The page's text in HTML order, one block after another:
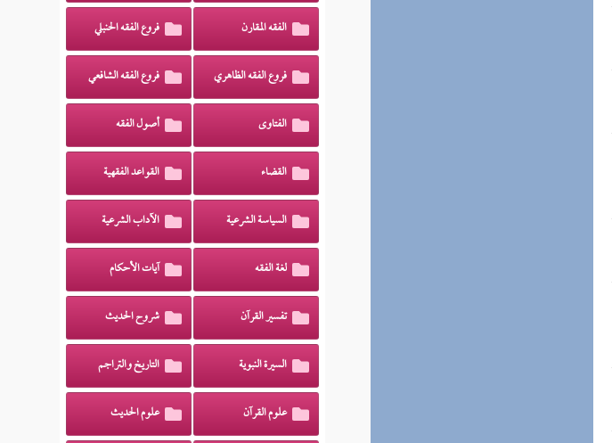
الفقه المقارن فروع الفقه الحنبلي
فروع الفقه الظاهري فروع الفقه الشافعي
الفتاوى أصول الفقه
القضاء القواعد الفقهية
السياسة الشرعية الآداب الشرعية
لغة الفقه آيات الأحكام
تفسير القرآن شروح الحديث
السيرة النبوية التاريخ والتراجم
علوم القرآن علوم الحديث